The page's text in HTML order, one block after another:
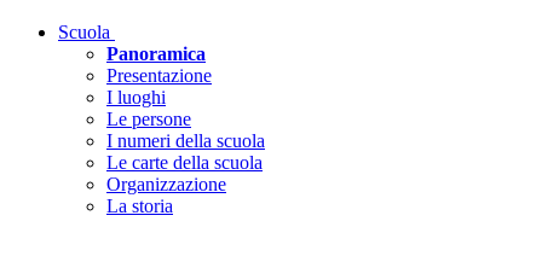
Scuola
Panoramica
Presentazione
I luoghi
Le persone
I numeri della scuola
Le carte della scuola
Organizzazione
La storia